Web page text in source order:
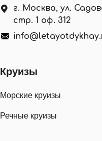
г. Москва, ул.
стр. 1 оф. 312
Круизы
Морские круизы
Речные круизы